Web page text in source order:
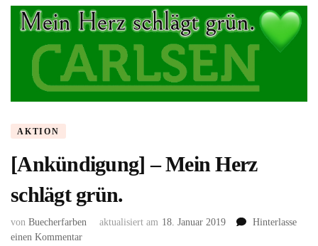
AKTION
[Ankündigung] – Mein Herz
schlägt grün.
von Buecherfarben aktualisiert am 18. Januar 2019
Hinterlasse
einen Kommentarzu